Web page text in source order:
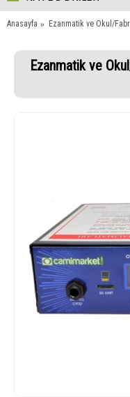
Anasayfa Ezanmatik ve Okul/
Ezanmatik ve